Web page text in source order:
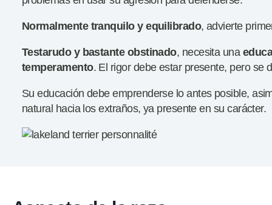
Normalmente tranquilo y equilibrado, advierte
Testarudo y bastante obstinado, necesita una
temperamento. El rigor debe estar presente, pero se
Su educación debe emprenderse lo antes posible,
natural hacia los extraños, ya presente en su carácter.